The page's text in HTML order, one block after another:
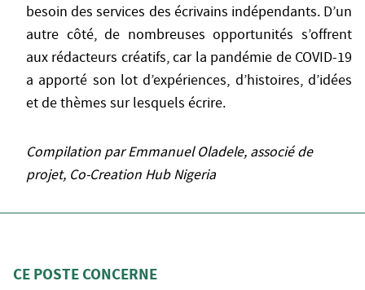
besoin des services des écrivains indépendants. D’un
autre côté, de nombreuses opportunités s’offrent
aux rédacteurs créatifs, car la pandémie de COVID-19
a apporté son lot d’expériences, d’histoires, d’idées
et de thèmes sur lesquels écrire.
Compilation par Emmanuel Oladele, associé de
projet, Co-Creation Hub Nigeria
CE POSTE CONCERNE